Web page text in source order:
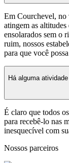
Em Courchevel, no
atingem as
ensolarados sem o
ruim, nossos
para que você
Há alguma
É claro que todos
para recebê-lo nas
inesquecível com
Nossos parceiros